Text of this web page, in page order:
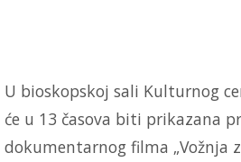
U bioskopskoj sali Kulturnog
će u 13 časova biti prikazana
dokumentarnog filma „Vožnja